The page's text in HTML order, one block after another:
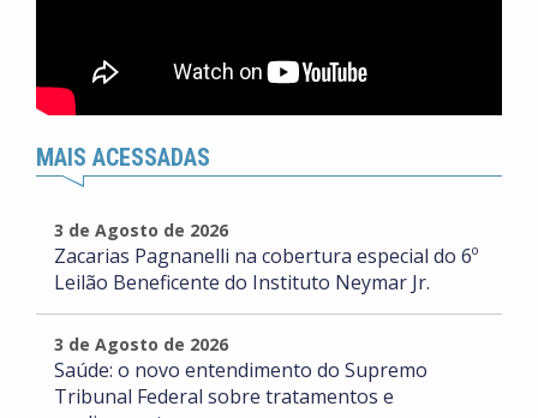
MAIS ACESSADAS
3 de Agosto de 2026
Zacarias Pagnanelli na cobertura especial do 6º
Leilão Beneficente do Instituto Neymar Jr.
3 de Agosto de 2026
Saúde: o novo entendimento do Supremo
Tribunal Federal sobre tratamentos e